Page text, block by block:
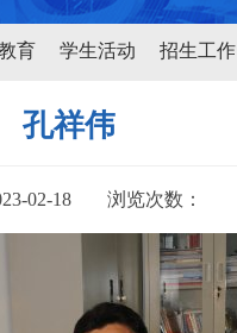
育 学生活动 招生工作
孔祥伟
02-18 浏览次数：